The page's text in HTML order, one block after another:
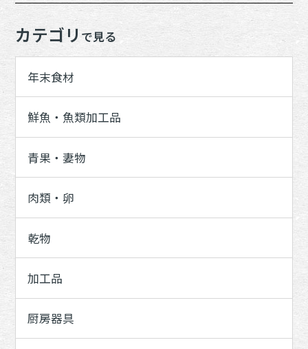
カテゴリ で見る
年末食材
鮮魚・魚類加工品
青果・妻物
肉類・卵
乾物
加工品
厨房器具